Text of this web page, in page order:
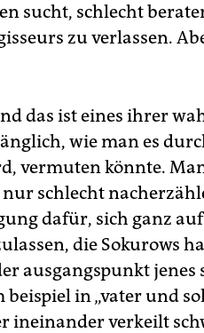
sucht, schlecht
zu verlassen.
das ist eines ihrer
wie man es
vermuten könnte.
nur schlecht
dafür, sich ganz
die Sokurows
ausgangspunkt jenes
beispiel in „vater und
ineinander verkeilt